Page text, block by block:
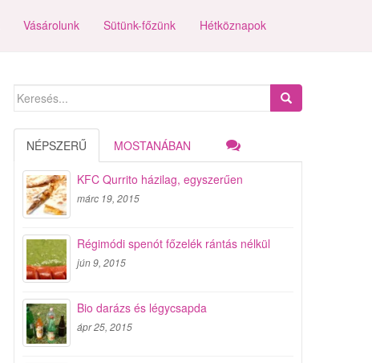
Vásárolunk Sütünk-főzünk Hétköznapok
Search
NÉPSZERŰ MOSTANÁBAN
KFC Qurrito házilag, egyszerűen
márc 19, 2015
Régimódi spenót főzelék rántás nélkül
jún 9, 2015
Bio darázs és légycsapda
ápr 25, 2015